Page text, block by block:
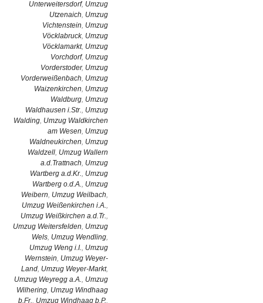
Unterweitersdorf, Umzug
Utzenaich, Umzug
Vichtenstein, Umzug
Vöcklabruck, Umzug
Vöcklamarkt, Umzug
Vorchdorf, Umzug
Vorderstoder, Umzug
Vorderweißenbach, Umzug
Waizenkirchen, Umzug
Waldburg, Umzug
Waldhausen i.Str., Umzug
Walding, Umzug Waldkirchen
am Wesen, Umzug
Waldneukirchen, Umzug
Waldzell, Umzug Wallern
a.d.Trattnach, Umzug
Wartberg a.d.Kr., Umzug
Wartberg o.d.A., Umzug
Weibern, Umzug Weilbach,
Umzug Weißenkirchen i.A.,
Umzug Weißkirchen a.d.Tr.,
Umzug Weitersfelden, Umzug
Wels, Umzug Wendling,
Umzug Weng i.I., Umzug
Wernstein, Umzug Weyer-
Land, Umzug Weyer-Markt,
Umzug Weyregg a.A., Umzug
Wilhering, Umzug Windhaag
b.Fr., Umzug Windhaag b.P.,